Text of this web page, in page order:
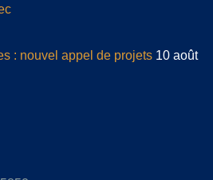
: nouvel appel de projets 10 août